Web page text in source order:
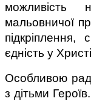
мальовничої
підкріплення,
єдність у
Особливою
з дітьми